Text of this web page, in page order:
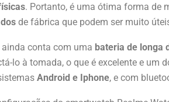
. Portanto, é uma ótima forma de
de fábrica que podem ser muito
conta com uma bateria de longa
lo à tomada, o que é excelente e um
Android e Iphone, e com